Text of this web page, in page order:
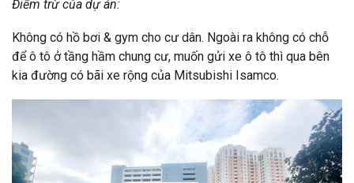
Điểm trừ của dự án:
Không có hồ bơi & gym cho cư dân. Ngoài ra không có chỗ
để ô tô ở tầng hầm chung cư, muốn gửi xe ô tô thì qua bên
kia đường có bãi xe rộng của Mitsubishi Isamco.